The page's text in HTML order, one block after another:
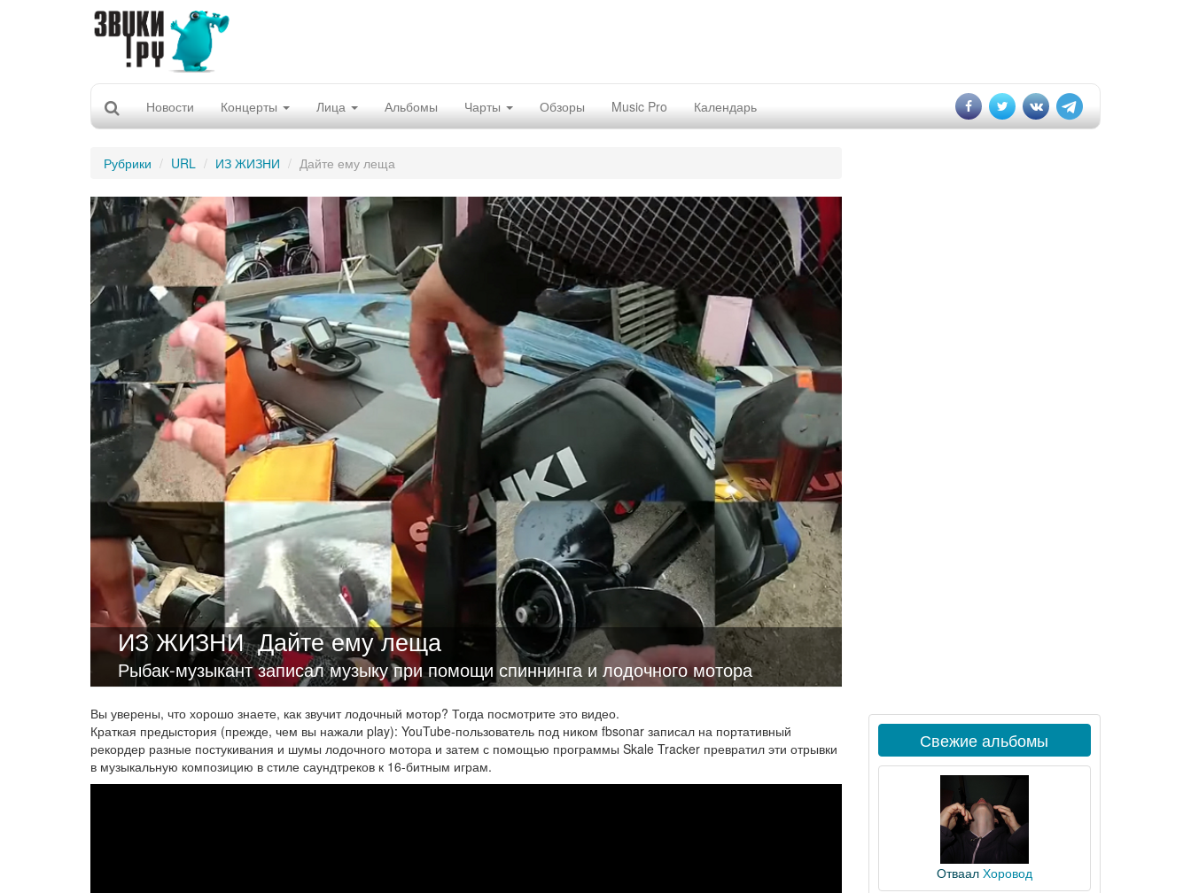
Новости Концерты Лица Альбомы Чарты Обзоры Music Pro Календарь
Рубрики URL ИЗ ЖИЗНИ Дайте ему леща
ИЗ ЖИЗНИ Дайте ему леща
Рыбак-музыкант записал музыку при помощи спиннинга и лодочного мотора
Вы уверены, что хорошо знаете, как звучит лодочный мотор? Тогда посмотрите это видео.
Краткая предыстория (прежде, чем вы нажали play): YouTube-пользователь под ником fbsonar записал на портативный
рекордер разные постукивания и шумы лодочного мотора и затем с помощью программы Skale Tracker превратил эти отрывки
в музыкальную композицию в стиле саундтреков к 16-битным играм.
Свежие альбомы
Отваал Хоровод